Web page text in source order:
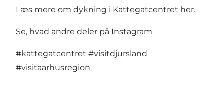
Læs mere om dykning i Kattegatcentret her.
Se, hvad andre deler på Instagram
#kattegatcentret #visitdjursland
#visitaarhusregion